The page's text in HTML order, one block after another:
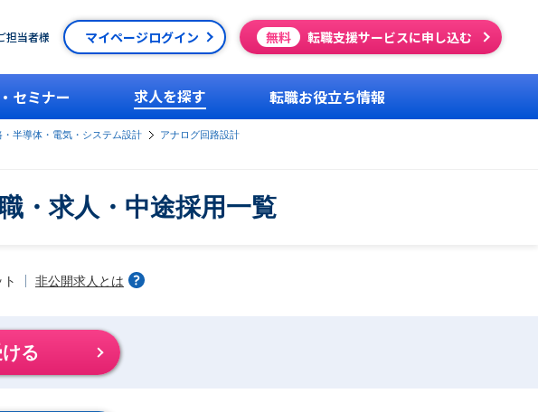
担当者様 マイページログイン 無料 転職支援サービスに申し込む
セミナー 求人を探す 転職お役立ち情報
・半導体・電気・システム設計
アナログ回路設計
・求人・中途採用一覧
非公開求人とは
る